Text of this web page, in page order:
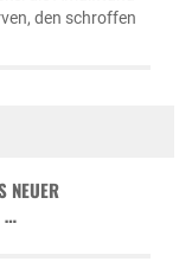
den schroffen
NEUER
…